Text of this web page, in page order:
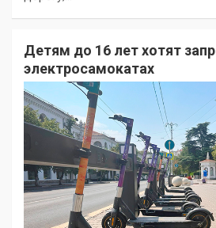
Детям до 16 лет хотят
электросамокатах